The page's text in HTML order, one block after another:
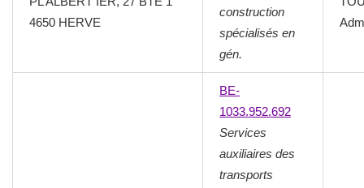
4650 HERVE
construction
spécialisés en
gén.
BE-
1033.952.692
Services
auxiliaires des
transports